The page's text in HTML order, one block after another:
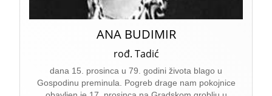
ANA BUDIMIR
rođ. Tadić
dana 15. prosinca u 79. godini života blago u
Gospodinu preminula. Pogreb drage nam pokojnice